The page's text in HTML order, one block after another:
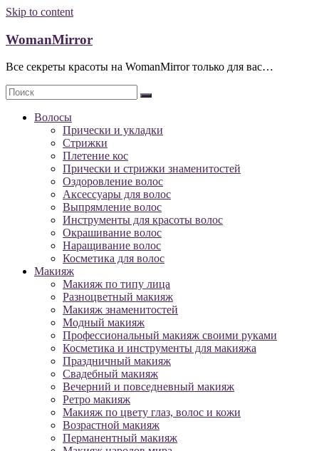
Skip to content
WomanMirror
Все секреты красоты на WomanMirror только для вас…
Волосы
Прически и укладки
Стрижки
Плетение кос
Прически и стрижки знаменитостей
Оздоровление волос
Аксессуары для волос
Выпрямление волос
Инструменты для красоты волос
Окрашивание волос
Наращивание волос
Косметика для волос
Макияж
Макияж по типу лица
Разноцветный макияж
Макияж знаменитостей
Модный макияж
Профессиональный макияж своими руками
Косметика и инструменты для макияжа
Праздничный макияж
Свадебный макияж
Вечерний и повседневный макияж
Ретро макияж
Макияж по цвету глаз, волос и кожи
Возрастной макияж
Перманентный макияж